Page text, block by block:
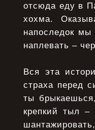
отсюда еду в
хохма.
напоследок
наплевать –
Вся эта
страха перед
ты
крепкий тыл –